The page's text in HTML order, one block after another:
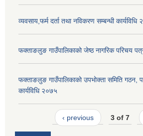
व्यवसाय,फर्म दर्ता तथा नविकरण सम्बन्धी कार्यविधि
फक्ताङलुङ गाउँपालिकाको जेष्ठ नागरिक परिचय
फक्ताङलुङ गाउँपालिकाको उपभोक्ता समिति गठन,
कार्यविधि २०७५
‹ previous 3 of 7